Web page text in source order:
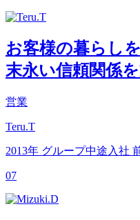
お客様の暮らし
末永い信頼関係
営業
Teru.T
2013年 グループ中途入社
07